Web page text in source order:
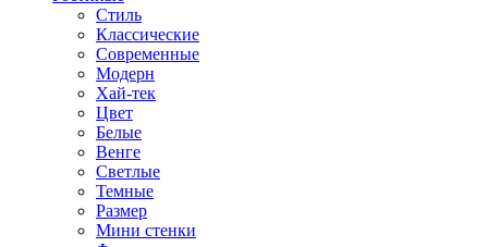
Стиль
Классические
Современные
Модерн
Хай-тек
Цвет
Белые
Венге
Светлые
Темные
Размер
Мини стенки